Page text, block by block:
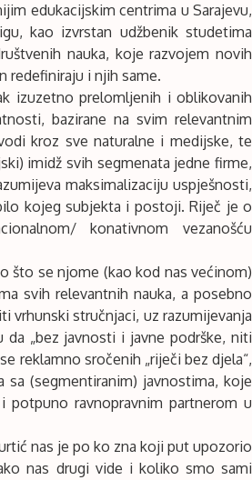
edukacijskim centrima u Sarajevu,
kao izvrstan udžbenik studetima
nauka, koje razvojem novih
redefiniraju i njih same.
izuzetno prelomljenih i oblikovanih
bazirane na svim relevantnim
kroz sve naturalne i medijske, te
imidž svih segmenata jedne firme,
maksimalizaciju uspješnosti,
kojeg subjekta i postoji. Riječ je o
konativnom vezanošću
što se njome (kao kod nas većinom)
svih relevantnih nauka, a posebno
stručnjaci, uz razumijevanja
„bez javnosti i javne podrške, niti
reklamno sročenih „riječi bez djela“,
(segmentiranim) javnostima, koje
ravnopravnim partnerom u
nas je po ko zna koji put upozorio
nas drugi vide i koliko smo sami